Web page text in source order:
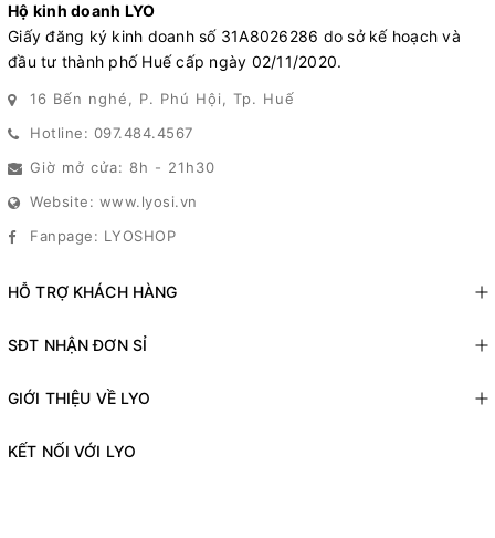
Hộ kinh doanh LYO
Giấy đăng ký kinh doanh số 31A8026286 do sở kế hoạch và
đầu tư thành phố Huế cấp ngày 02/11/2020.
16 Bến nghé, P. Phú Hội, Tp. Huế
Hotline: 097.484.4567
Giờ mở cửa: 8h - 21h30
Website: www.lyosi.vn
Fanpage: LYOSHOP
HỖ TRỢ KHÁCH HÀNG
SĐT NHẬN ĐƠN SỈ
GIỚI THIỆU VỀ LYO
KẾT NỐI VỚI LYO